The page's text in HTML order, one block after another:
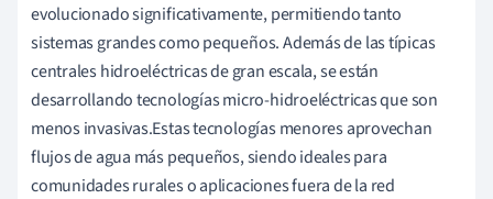
evolucionado significativamente, permitiendo tanto
sistemas grandes como pequeños. Además de las típicas
centrales hidroeléctricas de gran escala, se están
desarrollando tecnologías micro-hidroeléctricas que son
menos invasivas.Estas tecnologías menores aprovechan
flujos de agua más pequeños, siendo ideales para
comunidades rurales o aplicaciones fuera de la red